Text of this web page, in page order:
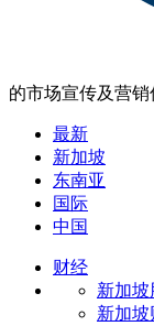
的市场宣传及营销
最新
新加坡
东南亚
国际
中国
财经
新加坡
新加坡